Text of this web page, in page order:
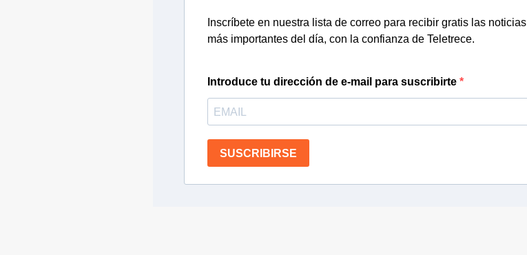
Inscríbete en nuestra lista de correo para recibir gratis las noticias
más importantes del día, con la confianza de Teletrece.
Introduce tu dirección de e-mail para suscribirte
SUSCRIBIRSE